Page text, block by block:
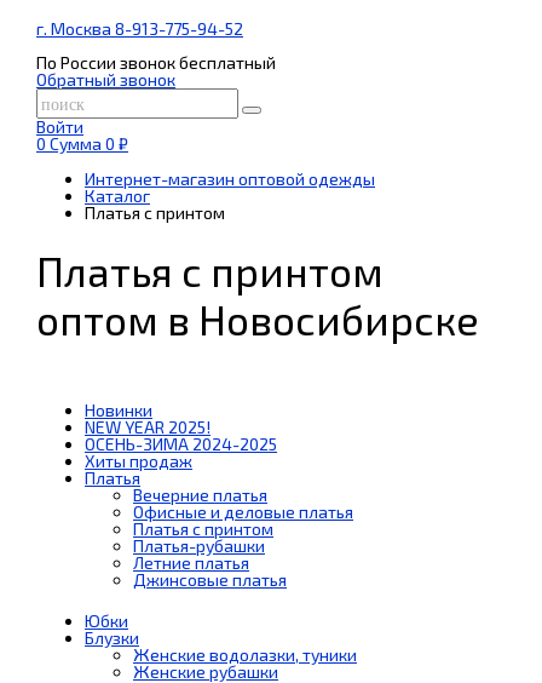
г. Москва 8-913-775-94-52
По России звонок бесплатный
Обратный звонок
Войти
0 Сумма 0 ₽
Интернет-магазин оптовой одежды
Каталог
Платья с принтом
Платья с принтом
оптом в Новосибирске
Новинки
NEW YEAR 2025!
ОСЕНЬ-ЗИМА 2024-2025
Хиты продаж
Платья
Вечерние платья
Офисные и деловые платья
Платья с принтом
Платья-рубашки
Летние платья
Джинсовые платья
Юбки
Блузки
Женские водолазки, туники
Женские рубашки